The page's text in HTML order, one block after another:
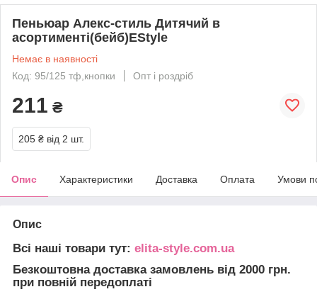
Пеньюар Алекс-стиль Дитячий в
асортименті(бейб)EStyle
Немає в наявності
Код: 95/125 тф,кнопки
Опт і роздріб
211 ₴
205 ₴ від 2 шт.
Опис Характеристики Доставка Оплата Умови
Опис
Всі наші товари тут: elita-style.com.ua
Безкоштовна доставка замовлень від 2000 грн.
при повній передоплаті